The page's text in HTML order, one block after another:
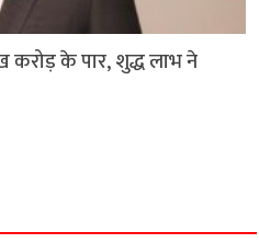
करोड़ के पार, शुद्ध लाभ ने